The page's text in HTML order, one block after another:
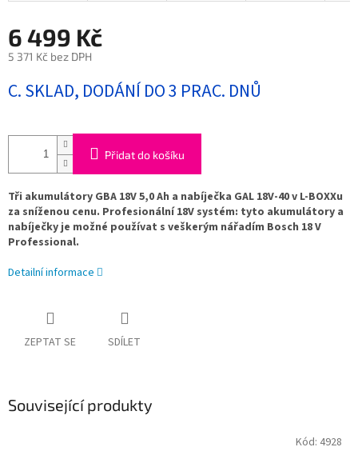
6 499 Kč
5 371 Kč bez DPH
cena:
C. SKLAD, DODÁNÍ DO 3 PRAC. DNŮ
Přidat do košíku
Tři akumulátory GBA 18V 5,0 Ah a nabíječka GAL 18V-40 v L-BOXXu
za sníženou cenu. Profesionální 18V systém: tyto akumulátory a
nabíječky je možné používat s veškerým nářadím Bosch 18 V
Professional.
Detailní informace
ZEPTAT SE SDÍLET
Související produkty
Kód: 4928